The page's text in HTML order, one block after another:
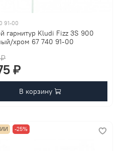
91-00
гарнитур Kludi Fizz 3S 900
хром 67 740 91-00
₽
В корзину
-25%